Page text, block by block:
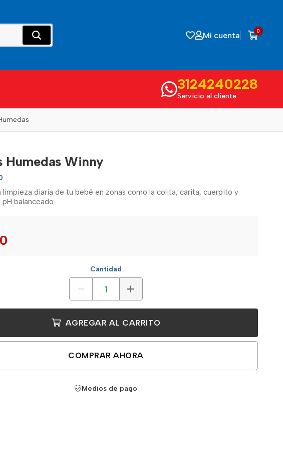
Mi cuenta 0
3124240228
Servicio al cliente
Humedas Winny
limpieza diaria de tu bebé en zonas como la colita, carita, cuerpito y
balanceado.
Cantidad
AGREGAR AL CARRITO
COMPRAR AHORA
Medios de pago